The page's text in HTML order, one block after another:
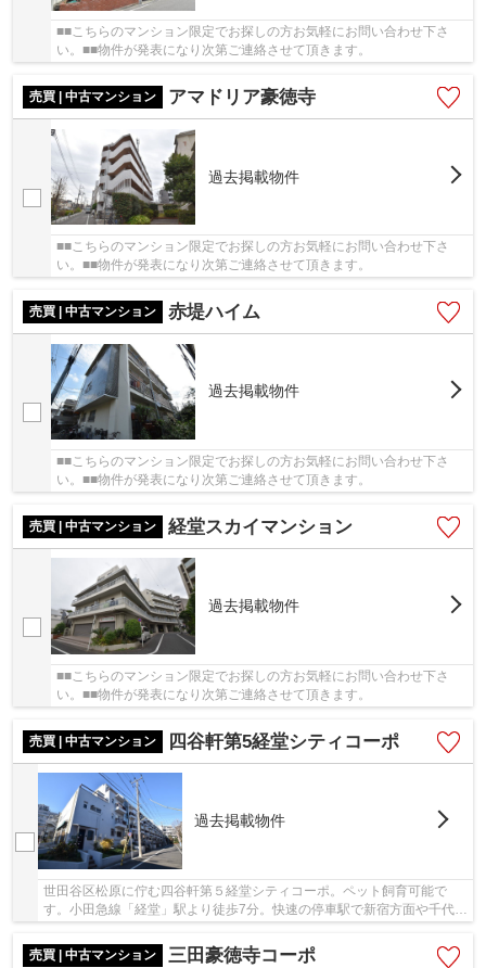
■■こちらのマンション限定でお探しの方お気軽にお問い合わせ下さ
い。■■物件が発表になり次第ご連絡させて頂きます。
売買 | 中古マンション アマドリア豪徳寺
過去掲載物件
■■こちらのマンション限定でお探しの方お気軽にお問い合わせ下さ
い。■■物件が発表になり次第ご連絡させて頂きます。
売買 | 中古マンション 赤堤ハイム
過去掲載物件
■■こちらのマンション限定でお探しの方お気軽にお問い合わせ下さ
い。■■物件が発表になり次第ご連絡させて頂きます。
売買 | 中古マンション 経堂スカイマンション
過去掲載物件
■■こちらのマンション限定でお探しの方お気軽にお問い合わせ下さ
い。■■物件が発表になり次第ご連絡させて頂きます。
売買 | 中古マンション 四谷軒第5経堂シティコーポ
過去掲載物件
世田谷区松原に佇む四谷軒第５経堂シティコーポ。ペット飼育可能で
す。小田急線「経堂」駅より徒歩7分。快速の停車駅で新宿方面や千代田
線にも1本でアクセスできます。昭和49年築、鉄...
売買 | 中古マンション
三田豪徳寺コーポ